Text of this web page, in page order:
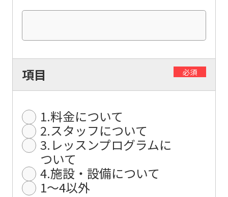
項目 必須
1.料金について
2.スタッフについて
3.レッスンプログラムに
ついて
4.施設・設備について
1〜4以外
an
translation.
The
may
from
the
original
content.